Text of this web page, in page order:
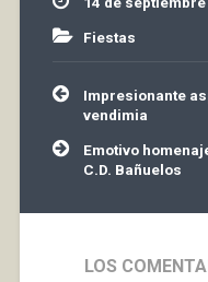
Fiestas
Navegación
de
entradas
Impresionante
vendimia
Emotivo
C.D. Bañuelos
LOS